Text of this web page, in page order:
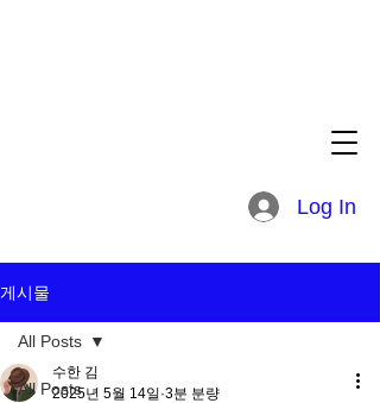
Log In
게시물
All Posts
All Posts
수한 김
2025년 5월 14일 3분 분량